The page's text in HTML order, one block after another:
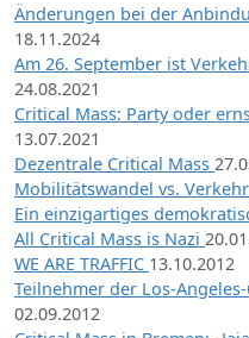
Änderungen bei der
18.11.2024
Am 26. September ist
24.08.2021
Critical Mass: Party oder
13.07.2021
Dezentrale Critical Mass
Mobilitätswandel vs.
Ein einzigartiges
All Critical Mass is Nazi
WE ARE TRAFFIC 13.10.2012
Teilnehmer der Los-
02.09.2012